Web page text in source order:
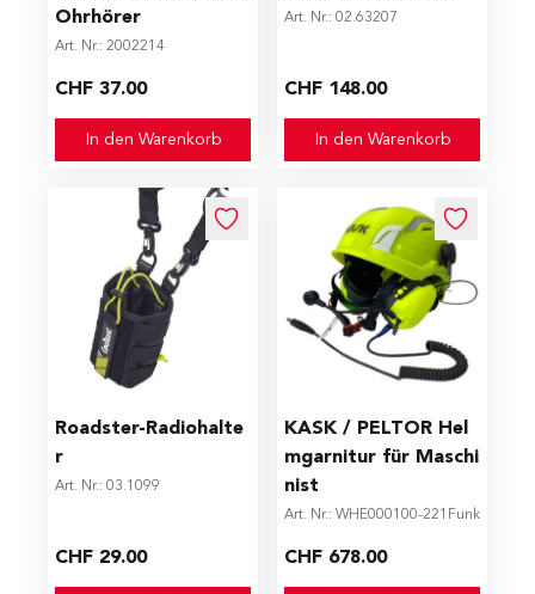
Ohrhörer
Art. Nr.: 2002214
CHF 37.00
In den Warenkorb
Art. Nr.: 02.63207
CHF 148.00
In den Warenkorb
Roadster-Radiohalte
r
Art. Nr.: 03.1099
CHF 29.00
KASK / PELTOR Hel
mgarnitur für Maschi
nist
Art. Nr.: WHE000100-221Funk
CHF 678.00